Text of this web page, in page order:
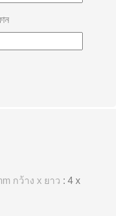
กว้าง x ยาว : 4 x